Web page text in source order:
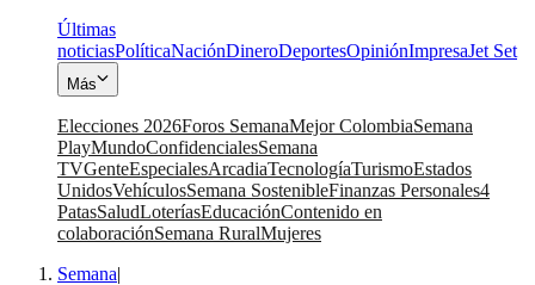
Últimas
noticiasPolíticaNaciónDineroDeportesOpiniónImpresaJet Set
Más
Elecciones 2026Foros SemanaMejor ColombiaSemana
PlayMundoConfidencialesSemana
TVGenteEspecialesArcadiaTecnologíaTurismoEstados
UnidosVehículosSemana SostenibleFinanzas Personales4
PatasSaludLoteríasEducaciónContenido en
colaboraciónSemana RuralMujeres
Semana|